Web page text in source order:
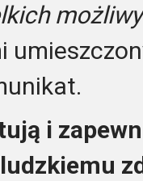
i